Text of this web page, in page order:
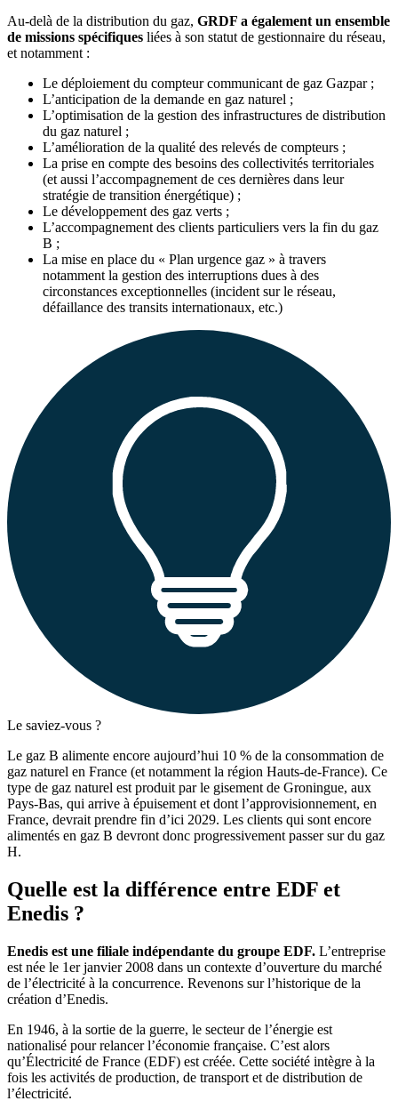
Au-delà de la distribution du gaz, GRDF a également un ensemble
de missions spécifiques liées à son statut de gestionnaire du réseau,
et notamment :
Le déploiement du compteur communicant de gaz Gazpar ;
L’anticipation de la demande en gaz naturel ;
L’optimisation de la gestion des infrastructures de distribution
du gaz naturel ;
L’amélioration de la qualité des relevés de compteurs ;
La prise en compte des besoins des collectivités territoriales
(et aussi l’accompagnement de ces dernières dans leur
stratégie de transition énergétique) ;
Le développement des gaz verts ;
L’accompagnement des clients particuliers vers la fin du gaz
B ;
La mise en place du « Plan urgence gaz » à travers
notamment la gestion des interruptions dues à des
circonstances exceptionnelles (incident sur le réseau,
défaillance des transits internationaux, etc.)
Le saviez-vous ?
Le gaz B alimente encore aujourd’hui 10 % de la consommation de
gaz naturel en France (et notamment la région Hauts-de-France). Ce
type de gaz naturel est produit par le gisement de Groningue, aux
Pays-Bas, qui arrive à épuisement et dont l’approvisionnement, en
France, devrait prendre fin d’ici 2029. Les clients qui sont encore
alimentés en gaz B devront donc progressivement passer sur du gaz
H.
Quelle est la différence entre EDF et
Enedis ?
Enedis est une filiale indépendante du groupe EDF. L’entreprise
est née le 1erjanvier 2008 dans un contexte d’ouverture du marché
de l’électricité à la concurrence. Revenons sur l’historique de la
création d’Enedis.
En 1946, à la sortie de la guerre, le secteur de l’énergie est
nationalisé pour relancer l’économie française. C’est alors
qu’Électricité de France (EDF) est créée. Cette société intègre à la
fois les activités de production, de transport et de distribution de
l’électricité.